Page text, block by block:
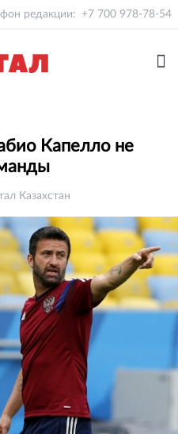
редакции: +7 700 978-78-54
Капелло не
Казахстан